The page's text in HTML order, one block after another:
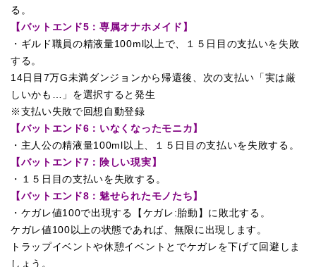
る。
【バットエンド5：専属オナホメイド 】
・ギルド職員の精液量100ml以上で、１５日目の支払いを失敗
する。
14日目7万G未満ダンジョンから帰還後、次の支払い「実は厳
しいかも…」を選択すると発生
※支払い失敗で回想自動登録
【バットエンド6：いなくなったモニカ 】
・主人公の精液量100ml以上、１５日目の支払いを失敗する。
【バットエンド7：険しい現実 】
・１５日目の支払いを失敗する。
【バットエンド8：魅せられたモノたち】
・ケガレ値100で出現する【ケガレ:胎動】に敗北する。
ケガレ値100以上の状態であれば、無限に出現します。
トラップイベントや休憩イベントとでケガレを下げて回避しま
しょう。